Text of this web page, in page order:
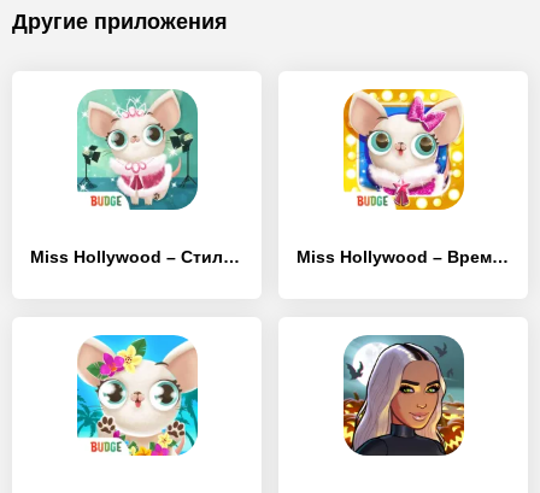
Другие приложения
Miss Hollywood – Стильные Miss Hollywood – Время шоу